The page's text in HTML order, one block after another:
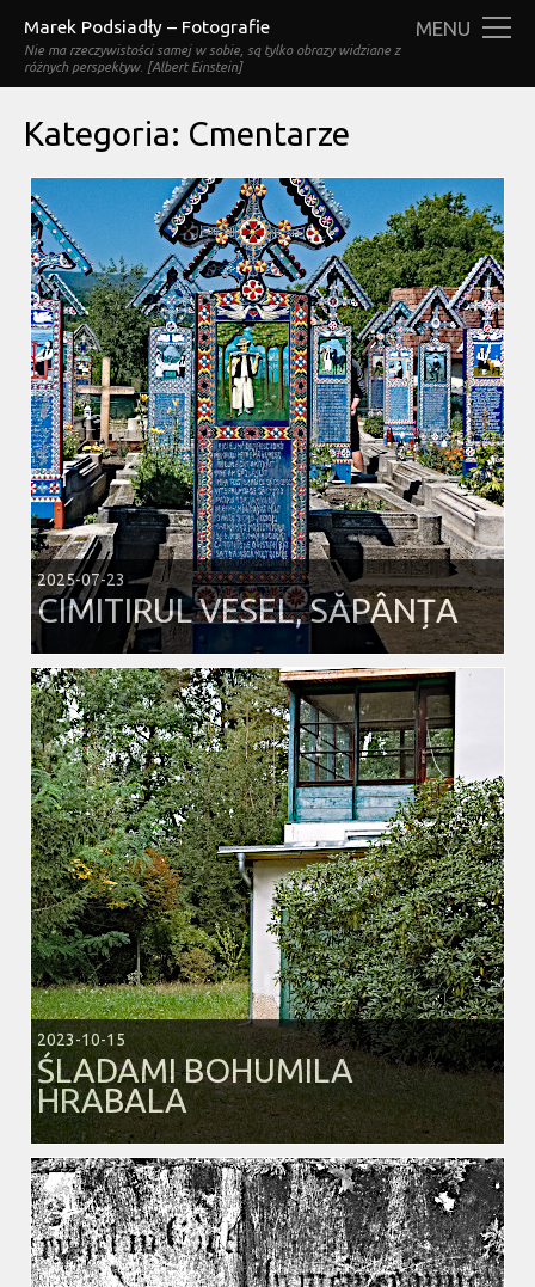
Marek Podsiadły – Fotografie
Nie ma rzeczywistości samej w sobie, są tylko obrazy widziane z
różnych perspektyw. [Albert Einstein]
MENU
Kategoria: Cmentarze
2025-07-23
CIMITIRUL VESEL, SĂPÂNȚA
2023-10-15
ŚLADAMI BOHUMILA
HRABALA